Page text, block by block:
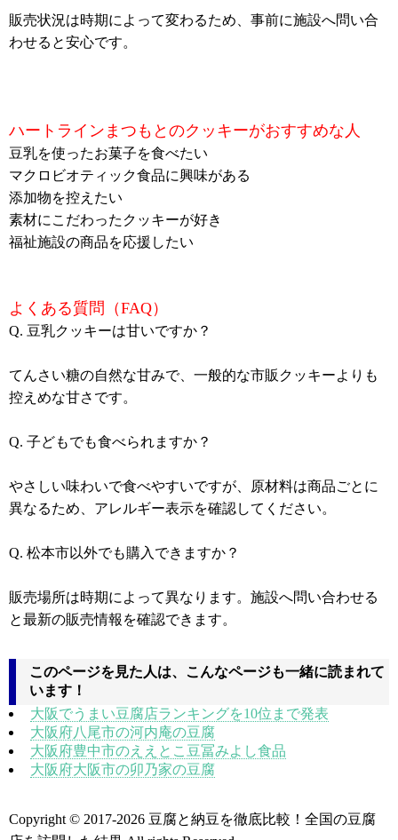
販売状況は時期によって変わるため、事前に施設へ問い合
わせると安心です。
ハートラインまつもとのクッキーがおすすめな人
豆乳を使ったお菓子を食べたい
マクロビオティック食品に興味がある
添加物を控えたい
素材にこだわったクッキーが好き
福祉施設の商品を応援したい
よくある質問（FAQ）
Q. 豆乳クッキーは甘いですか？
てんさい糖の自然な甘みで、一般的な市販クッキーよりも
控えめな甘さです。
Q. 子どもでも食べられますか？
やさしい味わいで食べやすいですが、原材料は商品ごとに
異なるため、アレルギー表示を確認してください。
Q. 松本市以外でも購入できますか？
販売場所は時期によって異なります。施設へ問い合わせる
と最新の販売情報を確認できます。
このページを見た人は、こんなページも一緒に読まれて
います！
大阪でうまい豆腐店ランキングを10位まで発表
大阪府八尾市の河内庵の豆腐
大阪府豊中市のええとこ豆冨みよし食品
大阪府大阪市の卯乃家の豆腐
Copyright © 2017-2026 豆腐と納豆を徹底比較！全国の豆腐